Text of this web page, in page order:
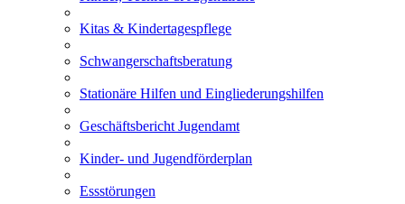
Kitas & Kindertagespflege
Schwangerschaftsberatung
Stationäre Hilfen und Eingliederungshilfen
Geschäftsbericht Jugendamt
Kinder- und Jugendförderplan
Essstörungen